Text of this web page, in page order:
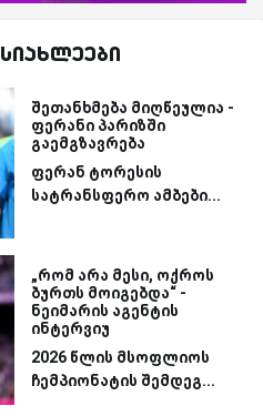
შეთანხმება მიღწეულია -
ფერანი პარიზში
გაემგზავრება
ფერან ტორესის
სატრანსფერო ამბები...
„რომ არა მესი, ოქროს
ბურთს მოიგებდა“ -
ნეიმარის აგენტის
ინტერვიუ
2026 წლის მსოფლიოს
ჩემპიონატის შემდეგ...